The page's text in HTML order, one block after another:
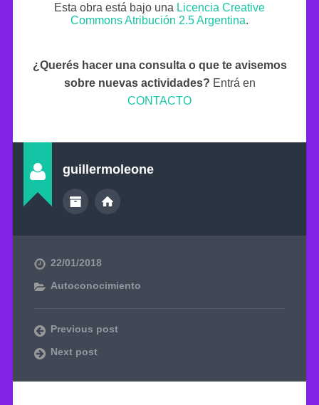
Esta obra está bajo una Licencia Creative
Commons Atribución 2.5 Argentina.
¿Querés hacer una consulta o que te avisemos
sobre nuevas actividades? Entrá en
CONTACTO
guillermoleone
22/01/2018
Autoconocimiento
Previous post
Next post